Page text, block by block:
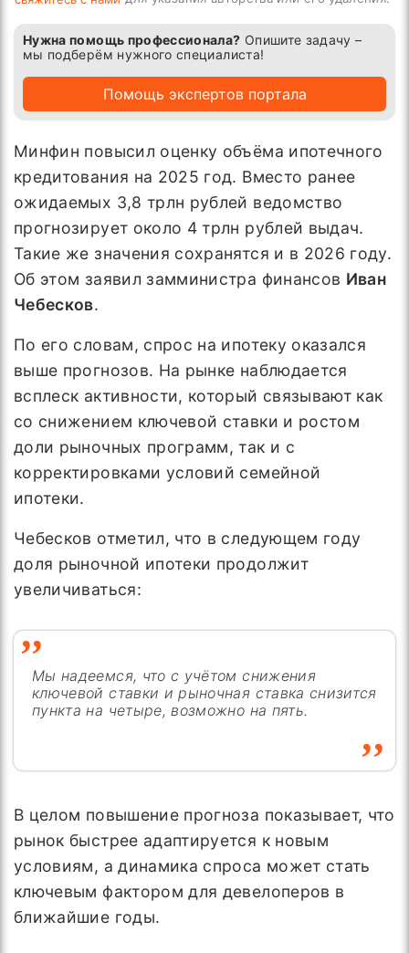
Нужна помощь профессионала? Опишите задачу –
мы подберём нужного специалиста!
Помощь экспертов портала
Минфин повысил оценку объёма ипотечного
кредитования на 2025 год. Вместо ранее
ожидаемых 3,8 трлн рублей ведомство
прогнозирует около 4 трлн рублей выдач.
Такие же значения сохранятся и в 2026 году.
Об этом заявил замминистра финансов Иван
Чебесков.
По его словам, спрос на ипотеку оказался
выше прогнозов. На рынке наблюдается
всплеск активности, который связывают как
со снижением ключевой ставки и ростом
доли рыночных программ, так и с
корректировками условий семейной
ипотеки.
Чебесков отметил, что в следующем году
доля рыночной ипотеки продолжит
увеличиваться:
Мы надеемся, что с учётом снижения
ключевой ставки и рыночная ставка снизится
пункта на четыре, возможно на пять.
В целом повышение прогноза показывает, что
рынок быстрее адаптируется к новым
условиям, а динамика спроса может стать
ключевым фактором для девелоперов в
ближайшие годы.